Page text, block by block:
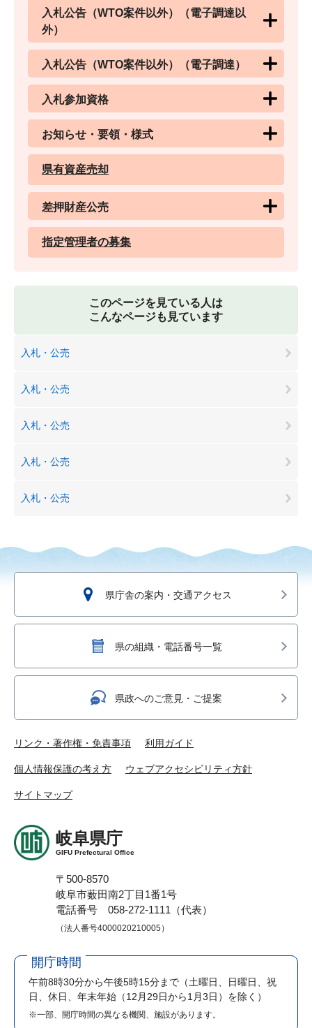
入札公告（WTO案件以外）（電子調達以
外）
入札公告（WTO案件以外）（電子調達）
入札参加資格
お知らせ・要領・様式
県有資産売却
差押財産公売
指定管理者の募集
このページを見ている人は
こんなページも見ています
入札・公売
入札・公売
入札・公売
入札・公売
入札・公売
県庁舎の案内・交通アクセス
県の組織・電話番号一覧
県政へのご意見・ご提案
リンク・著作権・免責事項 利用ガイド
個人情報保護の考え方 ウェブアクセシビリティ方針
サイトマップ
岐阜県庁
GIFU Prefectural Office
〒500-8570
岐阜市薮田南2丁目1番1号
電話番号 058-272-1111（代表）
（法人番号4000020210005）
開庁時間
午前8時30分から午後5時15分まで （土曜日、日曜日、祝
日、休日、年末年始（12月29日から1月3日）を除く）
※一部、開庁時間の異なる機関、施設があります。